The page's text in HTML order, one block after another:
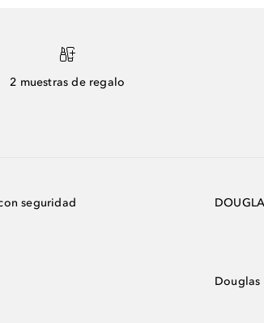
2 muestras de regalo
seguridad
Douglas